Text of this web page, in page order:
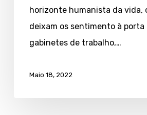
horizonte humanista da vida,
deixam os sentimento à porta
gabinetes de trabalho,…
Maio 18, 2022